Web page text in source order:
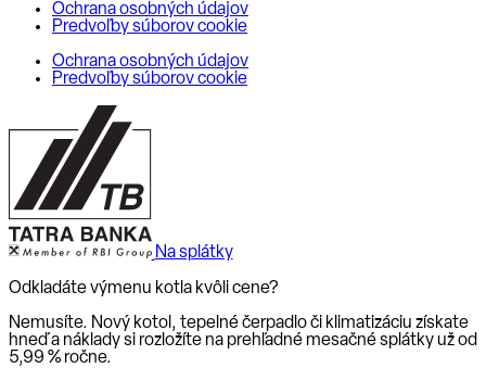
Ochrana osobných údajov
Predvoľby súborov cookie
Ochrana osobných údajov
Predvoľby súborov cookie
Na splátky
Odkladáte výmenu kotla kvôli cene?
Nemusíte. Nový kotol, tepelné čerpadlo či klimatizáciu získate
hneď a náklady si rozložíte na prehľadné mesačné splátky už od
5,99 % ročne.